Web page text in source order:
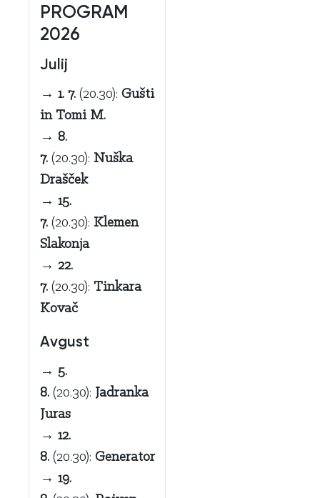
PROGRAM
2026
Julij
→ 1. 7. (20.30): Gušti
in Tomi M.
→ 8.
7. (20.30): Nuška
Drašček
→ 15.
7. (20.30): Klemen
Slakonja
→ 22.
7. (20.30): Tinkara
Kovač
Avgust
→ 5.
8. (20.30): Jadranka
Juras
→ 12.
8. (20.30): Generator
→ 19.